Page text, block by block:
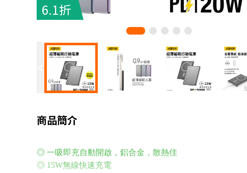
6.1折
商品簡介
◎ 一吸即充自動開啟，鋁合金，散熱佳
◎ 15W無線快速充電